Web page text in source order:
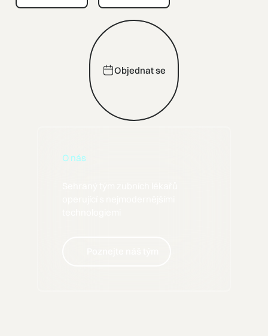
Objednat se
Objednat se
O nás